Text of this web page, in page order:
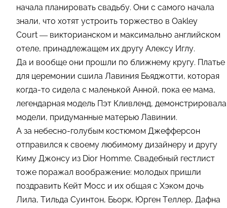
начала планировать свадьбу. Они с самого начала
знали, что хотят устроить торжество в Oakley
Court — викторианском и максимально английском
отеле, принадлежащем их другу Алексу Иглу.
Да и вообще они прошли по ближнему кругу. Платье
для церемонии сшила Лавиния Бьяджотти, которая
когда-то сидела с маленькой Анной, пока ее мама,
легендарная модель Пэт Кливленд, демонстрировала
модели, придуманные матерью Лавинии.
А за небесно-голубым костюмом Джефферсон
отправился к своему любимому дизайнеру и другу
Киму Джонсу из Dior Homme. Свадебный гестлист
тоже поражал воображение: молодых пришли
поздравить Кейт Мосс и их общая с Хэком дочь
Лила, Тильда Суинтон, Бьорк, Юрген Теллер, Дафна